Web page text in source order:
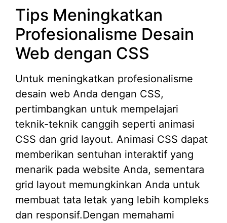
Tips Meningkatkan
Profesionalisme Desain
Web dengan CSS
Untuk meningkatkan profesionalisme
desain web Anda dengan CSS,
pertimbangkan untuk mempelajari
teknik-teknik canggih seperti animasi
CSS dan grid layout. Animasi CSS dapat
memberikan sentuhan interaktif yang
menarik pada website Anda, sementara
grid layout memungkinkan Anda untuk
membuat tata letak yang lebih kompleks
dan responsif.Dengan memahami